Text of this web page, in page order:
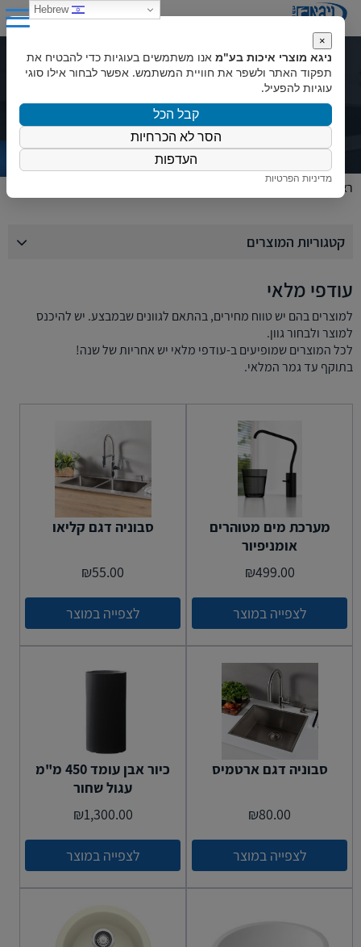
קטלוג מוצרים
ראשי
קטגוריות המוצרים
עודפי מלאי
למוצרים בהם יש טווח מחירים, בהתאם לגוונים שבמבצע. יש להיכנס
למוצר ולבחור גוון.
לכל המוצרים שמופיעים ב-עודפי מלאי יש אחריות של שנה!
בתוקף עד גמר המלאי.
מערכת מים מטוהרים
אומניפיור
₪499.00
לצפייה במוצר
סבוניה דגם קליאו
₪55.00
לצפייה במוצר
סבוניה דגם ארטמיס
₪80.00
לצפייה במוצר
כיור אבן עומד 450 מ"מ
עגול שחור
₪1,300.00
לצפייה במוצר
×
ניגא מוצרי איכות בע"מ אנו משתמשים בעוגיות כדי להבטיח את
תפקוד האתר ולשפר את חוויית המשתמש. אפשר לבחור אילו סוגי
עוגיות להפעיל.
קבל הכל
הסר לא הכרחיות
העדפות
מדיניות הפרטיות
Hebrew